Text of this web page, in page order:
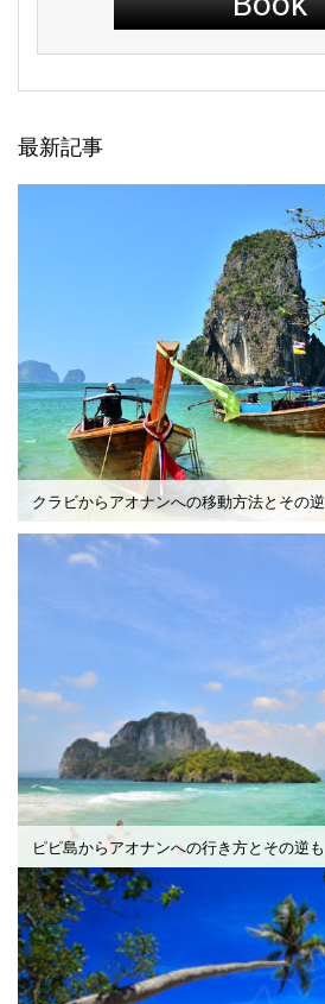
最新記事
クラビからアオナンへの移動方法とその逆
ピピ島からアオナンへの行き方とその逆も